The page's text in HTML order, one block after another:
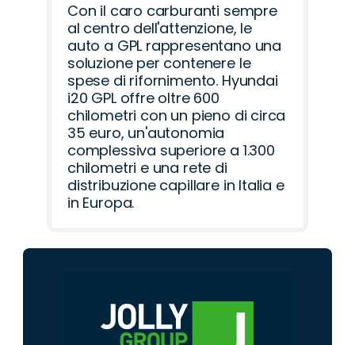
Con il caro carburanti sempre
al centro dell'attenzione, le
auto a GPL rappresentano una
soluzione per contenere le
spese di rifornimento. Hyundai
i20 GPL offre oltre 600
chilometri con un pieno di circa
35 euro, un'autonomia
complessiva superiore a 1.300
chilometri e una rete di
distribuzione capillare in Italia e
in Europa.